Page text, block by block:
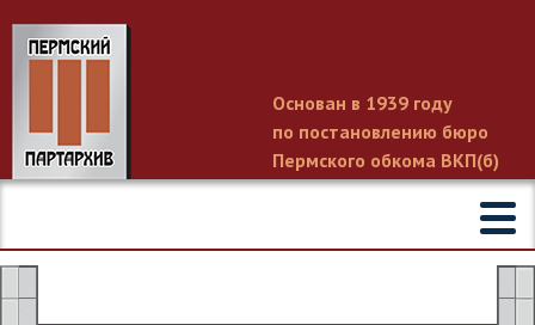
Основан в 1939 году
по постановлению бюро
Пермского обкома ВКП(б)